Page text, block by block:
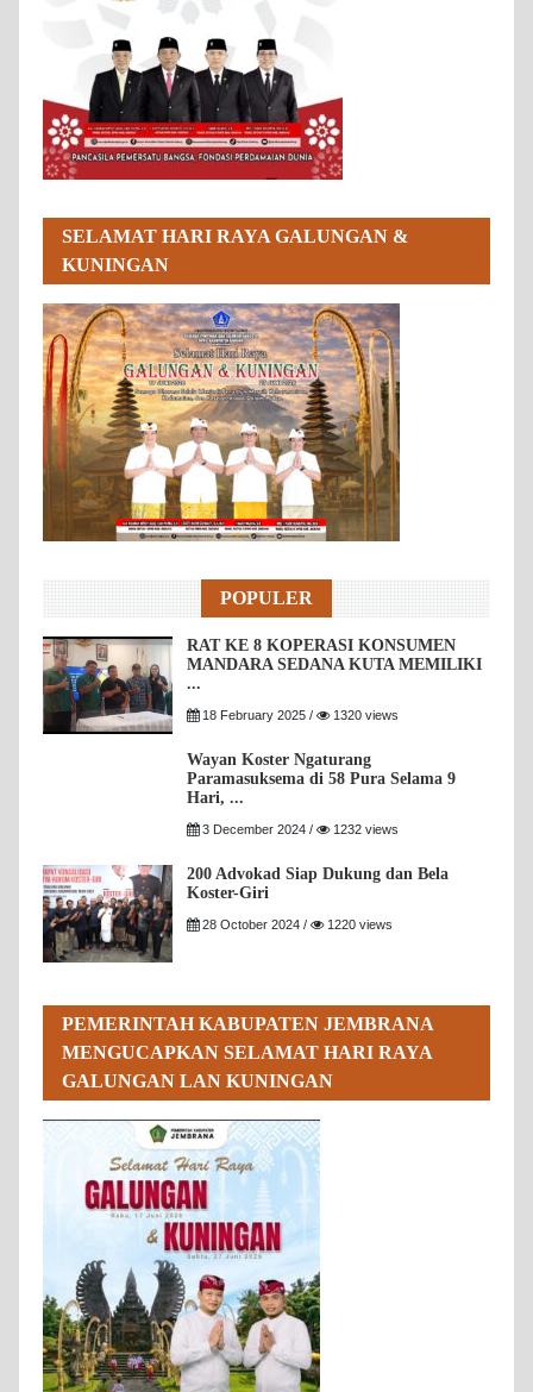
SELAMAT HARI RAYA GALUNGAN &
KUNINGAN
POPULER
RAT KE 8 KOPERASI KONSUMEN
MANDARA SEDANA KUTA MEMILIKI
...
18 February 2025 / 1320 views
Wayan Koster Ngaturang
Paramasuksema di 58 Pura Selama 9
Hari, ...
3 December 2024 / 1232 views
200 Advokad Siap Dukung dan Bela
Koster-Giri
28 October 2024 / 1220 views
PEMERINTAH KABUPATEN JEMBRANA
MENGUCAPKAN SELAMAT HARI RAYA
GALUNGAN LAN KUNINGAN